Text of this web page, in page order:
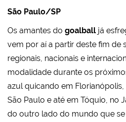
São Paulo/SP
Os amantes do goalball já
vem por aí a partir deste fim de
regionais, nacionais e
modalidade durante os
azul quicando em Florianópolis,
São Paulo e até em Tóquio, no
do outro lado do mundo que